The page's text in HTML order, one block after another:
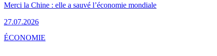
Merci la Chine : elle a sauvé l’économie mondiale
27.07.2026
ÉCONOMIE